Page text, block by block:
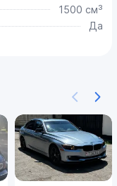
1500 см³
Да